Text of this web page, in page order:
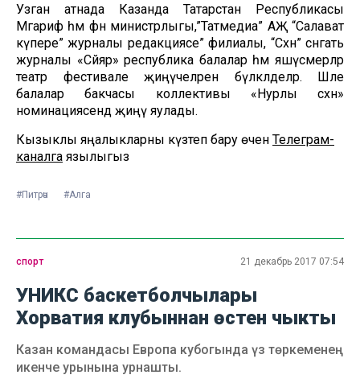
Узган атнада Казанда Татарстан Республикасы
Мәгариф һәм фән министрлыгы,”Татмедиа” АҖ “Салават
күпере” журналы редакциясе” филиалы, “Сәхнә” сәнгать
журналы «Сәйяр» республика балалар һәм яшүсмерләр
театр фестивале җиңүчеләрен бүләкләделәр. Шәле
балалар бакчасы коллективы «Нурлы сәхнә»
номинациясендә җиңү яулады.
Кызыклы яңалыкларны күзәтеп бару өчен Телеграм-
каналга язылыгыз
#Питрәч #Алга
спорт 21 декабрь 2017 07:54
УНИКС баскетболчылары
Хорватия клубыннан өстен чыкты
Казан командасы Европа кубогында үз төркеменең
икенче урынына урнашты.